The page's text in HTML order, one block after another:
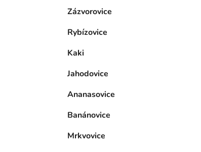
Zázvorovice
Rybízovice
Kaki
Jahodovice
Ananasovice
Banánovice
Mrkvovice